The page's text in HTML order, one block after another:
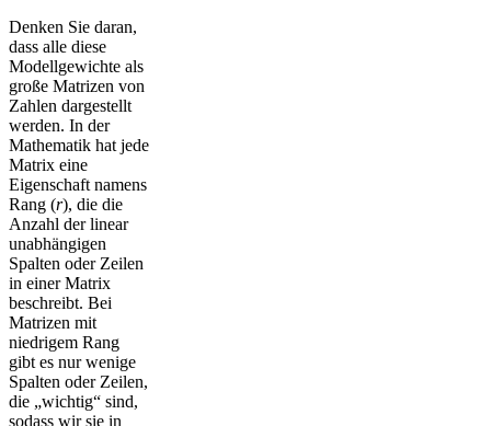
Denken Sie daran,
dass alle diese
Modellgewichte als
große Matrizen von
Zahlen dargestellt
werden. In der
Mathematik hat jede
Matrix eine
Eigenschaft namens
Rang (r), die die
Anzahl der linear
unabhängigen
Spalten oder Zeilen
in einer Matrix
beschreibt. Bei
Matrizen mit
niedrigem Rang
gibt es nur wenige
Spalten oder Zeilen,
die „wichtig“ sind,
sodass wir sie in